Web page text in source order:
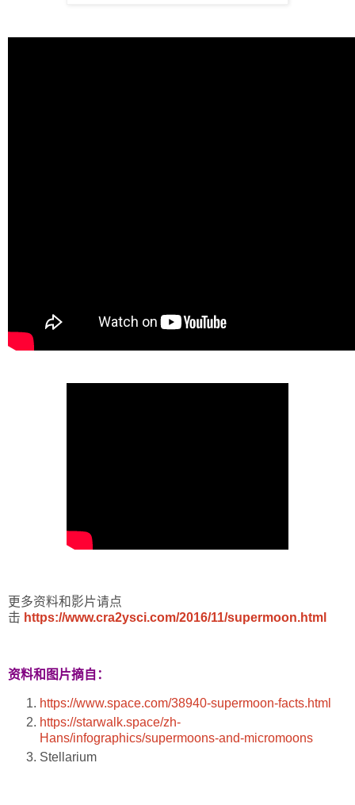
更多资料和影片请点
击 https://www.cra2ysci.com/2016/11/supermoon.html
资料和图片摘自：
https://www.space.com/38940-supermoon-facts.html
https://starwalk.space/zh-
Hans/infographics/supermoons-and-micromoons
Stellarium